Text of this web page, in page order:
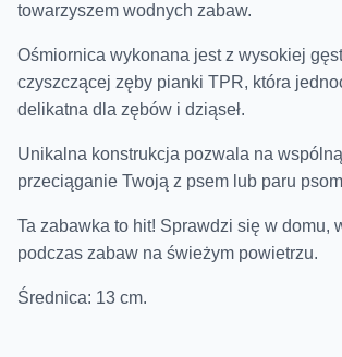
towarzyszem wodnych zabaw.
Ośmiornica wykonana jest z wysokiej
czyszczącej zęby pianki TPR, która
delikatna dla zębów i dziąseł.
Unikalna konstrukcja pozwala na
przeciąganie Twoją z psem lub paru
Ta zabawka to hit! Sprawdzi się w domu,
podczas zabaw na świeżym powietrzu.
Średnica: 13 cm.